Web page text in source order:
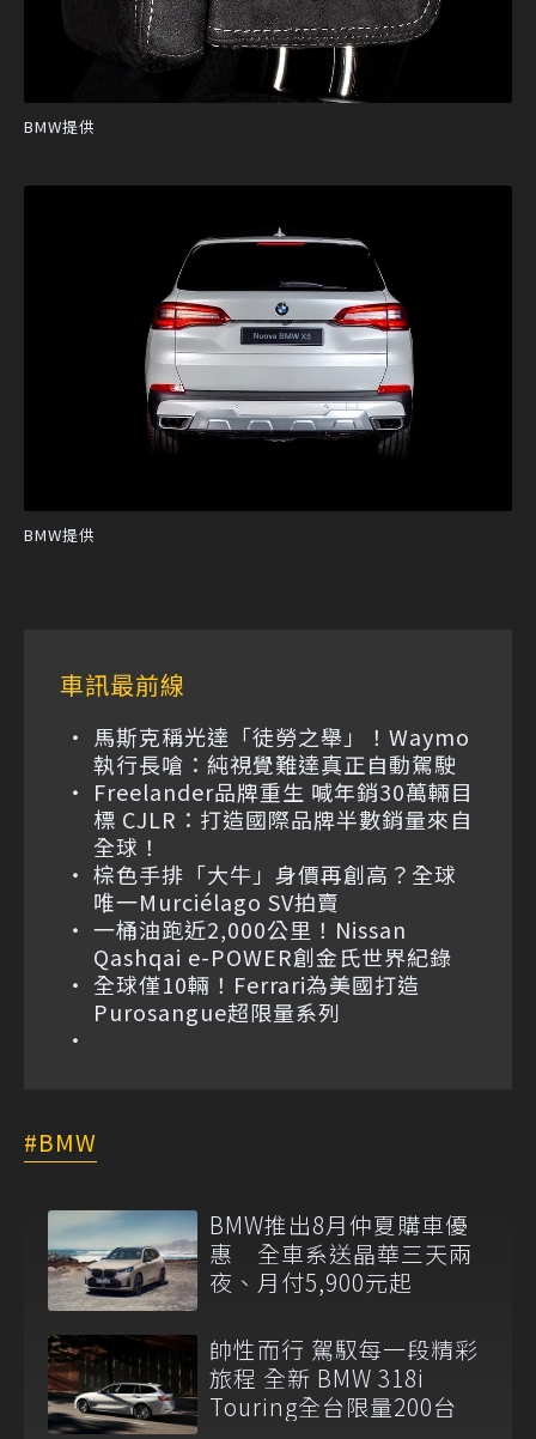
BMW提供
BMW提供
車訊最前線
馬斯克稱光達「徒勞之舉」！Waymo
執行長嗆：純視覺難達真正自動駕駛
Freelander品牌重生 喊年銷30萬輛目
標 CJLR：打造國際品牌半數銷量來自
全球！
棕色手排「大牛」身價再創高？全球
唯一Murciélago SV拍賣
一桶油跑近2,000公里！Nissan
Qashqai e-POWER創金氏世界紀錄
全球僅10輛！Ferrari為美國打造
Purosangue超限量系列
BMW
BMW推出8月仲夏購車優
惠 全車系送晶華三天兩
夜、月付5,900元起
帥性而行 駕馭每一段精彩
旅程 全新 BMW 318i
Touring全台限量200台